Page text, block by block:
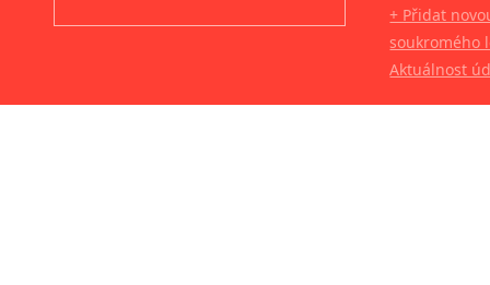
+ Přidat
soukromého
Aktuálnost